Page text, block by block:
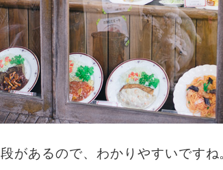
があるので、わかりやすいですね